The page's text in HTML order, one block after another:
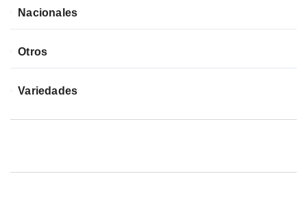
Nacionales
Otros
Variedades